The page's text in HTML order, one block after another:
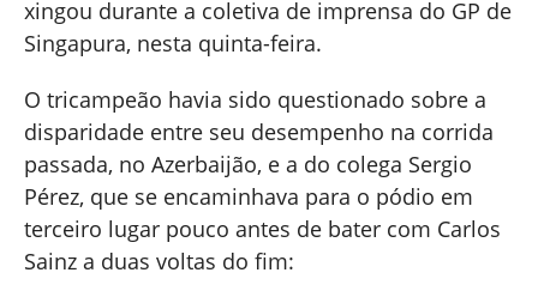
xingou durante a coletiva de imprensa do GP de
Singapura, nesta quinta-feira.
O tricampeão havia sido questionado sobre a
disparidade entre seu desempenho na corrida
passada, no Azerbaijão, e a do colega Sergio
Pérez, que se encaminhava para o pódio em
terceiro lugar pouco antes de bater com Carlos
Sainz a duas voltas do fim: